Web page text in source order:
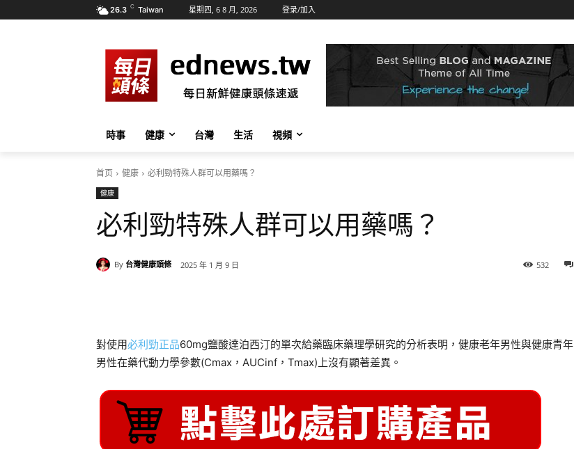
26.3 C Taiwan 星期四, 6 8 月, 2026 登录/加入
時事 健康 台灣 生活 視頻
首页 健康 必利勁特殊人群可以用藥嗎？
健康
必利勁特殊人群可以用藥嗎？
By 台灣健康頭條 2025 年 1 月 9 日 532
對使用必利勁正品60mg鹽酸達泊西汀的單次給藥臨床藥理學研究的分析表明，健康老年男性與健康青年
男性在藥代動力學參數(Cmax，AUCinf，Tmax)上沒有顯著差異。